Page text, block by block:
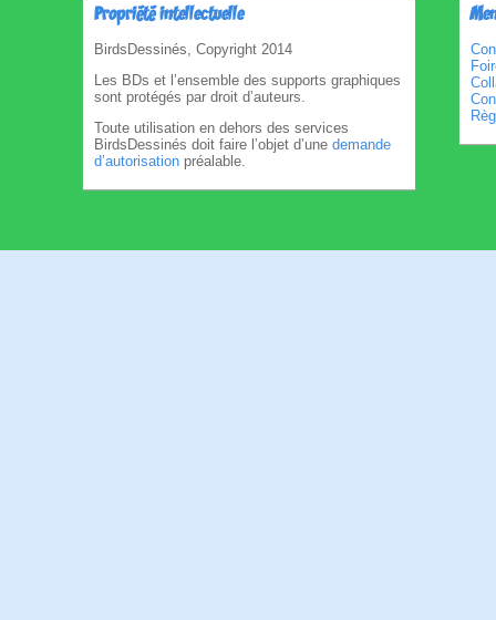
Propriété intellectuelle
BirdsDessinés, Copyright 2014
Les BDs et l’ensemble des supports graphiques
sont protégés par droit d’auteurs.
Toute utilisation en dehors des services
BirdsDessinés doit faire l’objet d’une demande
d’autorisation préalable.